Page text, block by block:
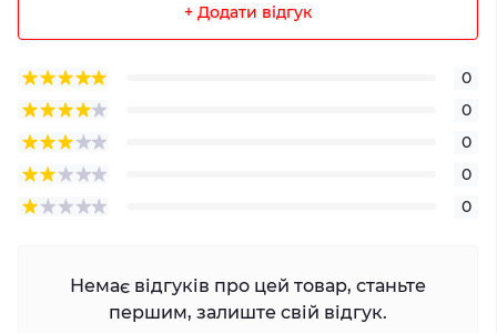
+ Додати відгук
0
0
0
0
0
Немає відгуків про цей товар, станьте
першим, залиште свій відгук.